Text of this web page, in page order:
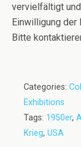
vervielfältigt
Einwilligung der
Bitte
Categories:
Exhibitions
Tags: 1950er,
Krieg, USA